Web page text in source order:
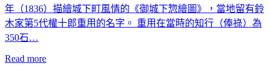
年（1836）描繪城下町風情的《御城下惣繪圖》，當地留有鈴
木家第5代權十郎重用的名字。 重用在當時的知行（俸祿）為
350石…
Read more